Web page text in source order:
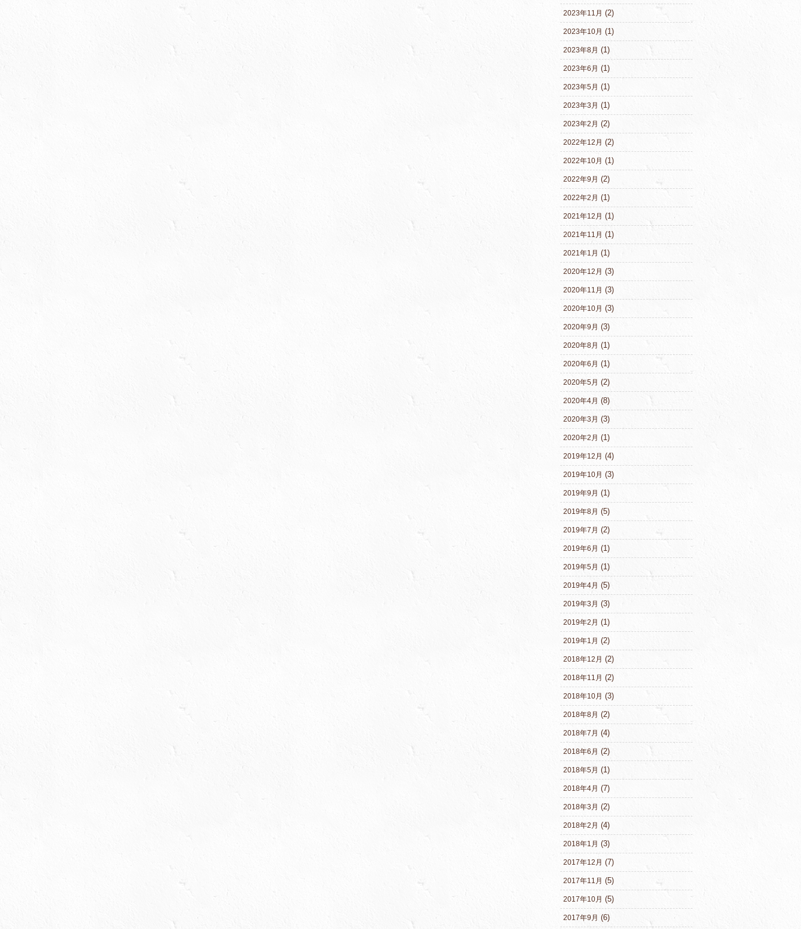
2023年11月 (2)
2023年10月 (1)
2023年8月 (1)
2023年6月 (1)
2023年5月 (1)
2023年3月 (1)
2023年2月 (2)
2022年12月 (2)
2022年10月 (1)
2022年9月 (2)
2022年2月 (1)
2021年12月 (1)
2021年11月 (1)
2021年1月 (1)
2020年12月 (3)
2020年11月 (3)
2020年10月 (3)
2020年9月 (3)
2020年8月 (1)
2020年6月 (1)
2020年5月 (2)
2020年4月 (8)
2020年3月 (3)
2020年2月 (1)
2019年12月 (4)
2019年10月 (3)
2019年9月 (1)
2019年8月 (5)
2019年7月 (2)
2019年6月 (1)
2019年5月 (1)
2019年4月 (5)
2019年3月 (3)
2019年2月 (1)
2019年1月 (2)
2018年12月 (2)
2018年11月 (2)
2018年10月 (3)
2018年8月 (2)
2018年7月 (4)
2018年6月 (2)
2018年5月 (1)
2018年4月 (7)
2018年3月 (2)
2018年2月 (4)
2018年1月 (3)
2017年12月 (7)
2017年11月 (5)
2017年10月 (5)
2017年9月 (6)